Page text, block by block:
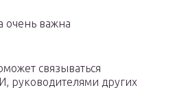
очень важна
связываться
руководителями других